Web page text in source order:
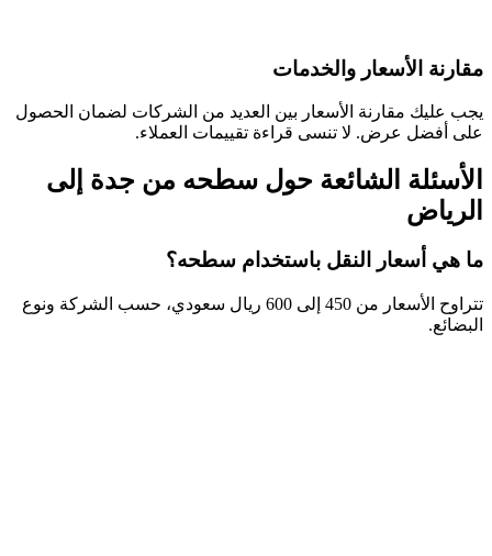
مقارنة الأسعار والخدمات
يجب عليك مقارنة الأسعار بين العديد من الشركات لضمان الحصول
على أفضل عرض. لا تنسى قراءة تقييمات العملاء.
الأسئلة الشائعة حول سطحه من جدة إلى
الرياض
ما هي أسعار النقل باستخدام سطحه؟
تتراوح الأسعار من 450 إلى 600 ريال سعودي، حسب الشركة ونوع
البضائع.